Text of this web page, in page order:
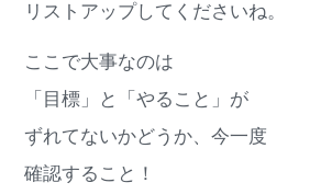
リストアップしてくださいね。
ここで大事なのは
「目標」と「やること」が
ずれてないかどうか、今一度
確認すること！